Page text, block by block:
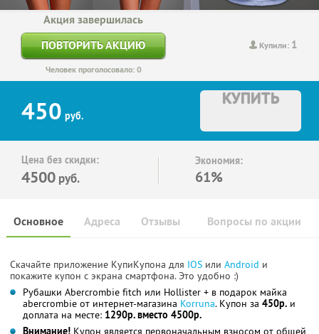
Купили: 1
Акция завершилась
ПОВТОРИТЬ АКЦИЮ
Человек проголосовало: 0
450 руб.
КУПИТЬ
Цена без скидки:
4500 руб.
Экономия:
61%
Основное Отзывы Вопросы по акции
Адреса
Скачайте приложение КупиКупона для IOS или Android и
покажите купон с экрана смартфона. Это удобно :)
Рубашки Abercrombie fitch или Hollister + в подарок майка
abercrombie от интернет-магазина Korruna. Купон за 450р. и
доплата на месте: 1290р. вместо 4500р.
Внимание! Купон является первоначальным взносом от общей